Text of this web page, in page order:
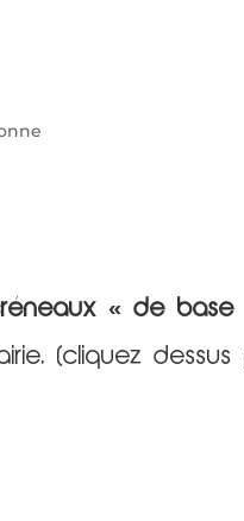
« de base
(cliquez